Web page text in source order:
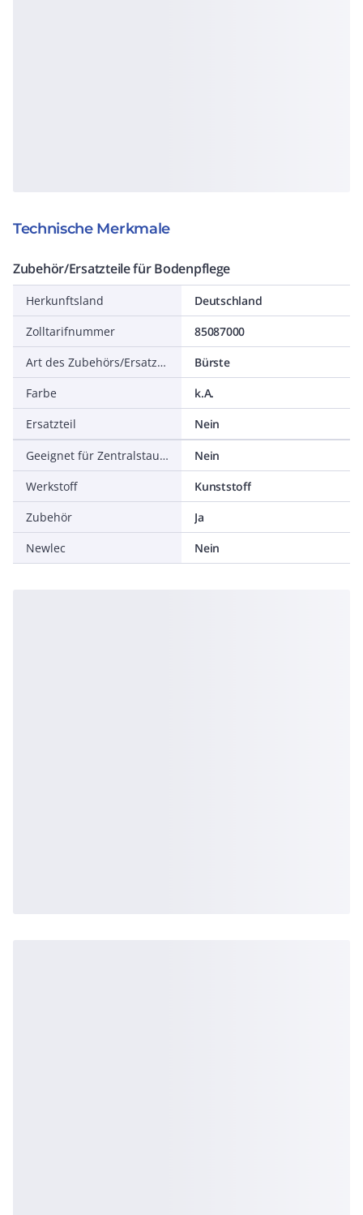
Technische Merkmale
Zubehör/Ersatzteile für Bodenpflege
Herkunftsland
Deutschland
Zolltarifnummer
85087000
Art des Zubehörs/Ersatzteils
Bürste
Farbe
k.A.
Ersatzteil
Nein
Geeignet für Zentralstaubsauganlagen
Nein
Werkstoff
Kunststoff
Zubehör
Ja
Newlec
Nein